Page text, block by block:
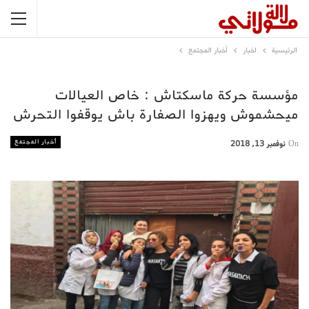
الرئيسية اخبار أخبار المجتمع
مؤسسة حركة ماسكتاش : خاص العيالات
ميحشموش ويهزوا الصفارة باش يوقفوا التحرش
أخبار المجتمع On نوفمبر 13, 2018